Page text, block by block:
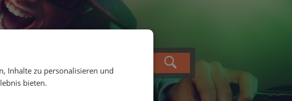
Inhalte zu personalisieren und
bieten.